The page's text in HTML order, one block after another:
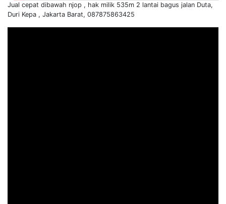
Jual cepat dibawah njop , hak milik 535m 2 lantai bagus jalan Duta,
Duri Kepa , Jakarta Barat, 087875863425